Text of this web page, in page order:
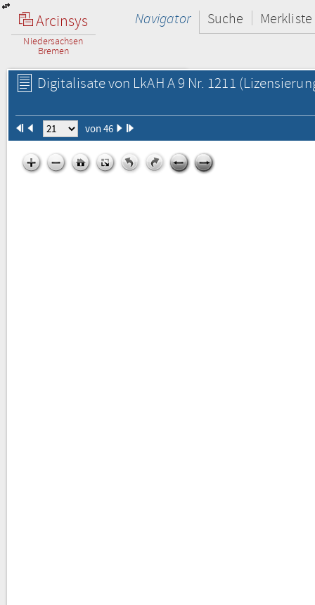
Arcinsys
Niedersachsen
Bremen
Navigator Suche Merkliste
Digitalisate von LkAH A 9 Nr. 1211
von 46